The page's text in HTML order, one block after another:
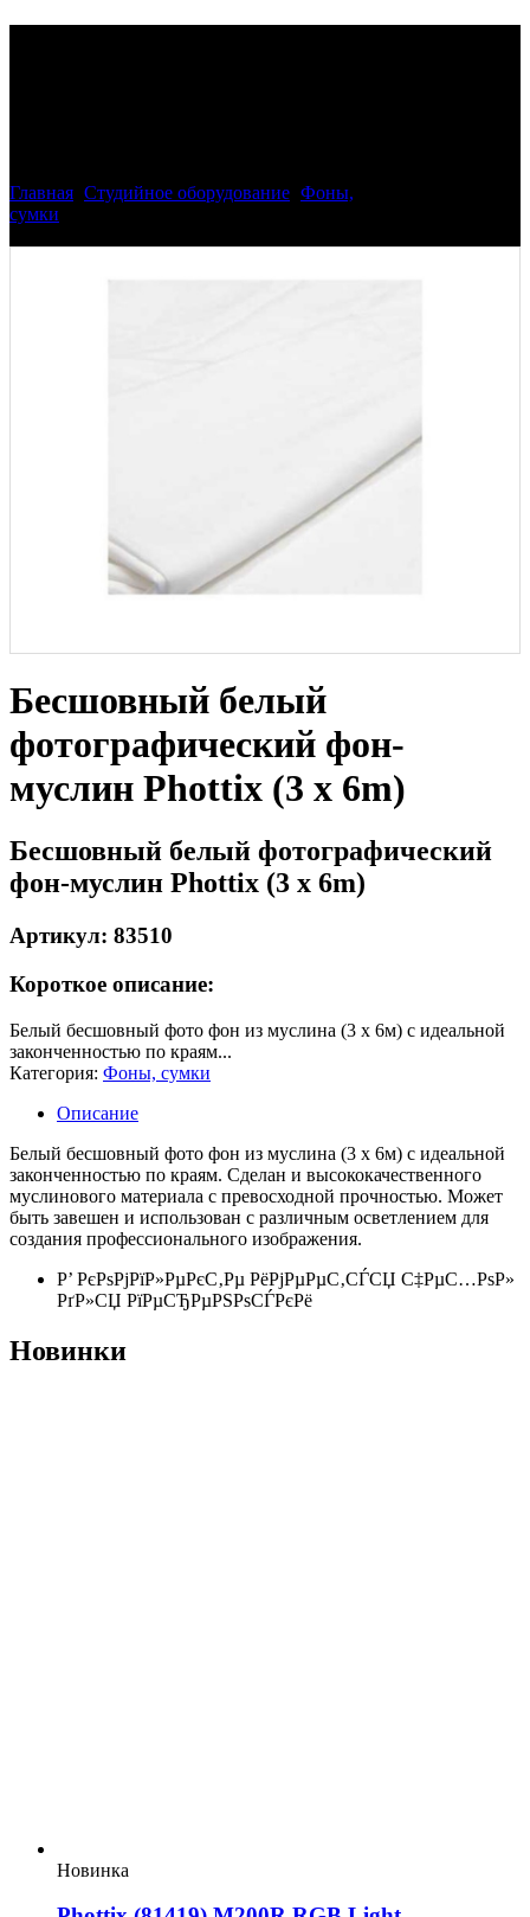
Главная Студийное оборудование Фоны,
сумки
Бесшовный белый
фотографический фон-
муслин Phottix (3 x 6m)
Бесшовный белый фотографический
фон-муслин Phottix (3 x 6m)
Артикул: 83510
Короткое описание:
Белый бесшовный фото фон из муслина (3 х 6м) с идеальной
законченностью по краям...
Категория: Фоны, сумки
Описание
Белый бесшовный фото фон из муслина (3 х 6м) с идеальной
законченностью по краям. Сделан и высококачественного
муслинового материала с превосходной прочностью. Может
быть завешен и использован с различным осветлением для
создания профессионального изображения.
Р’ РєРѕРјРїР»РµРєС‚Рµ РёРјРµРµС‚СЃСЏ С‡РµС…РѕР»
РґР»СЏ РїРµСЂРµРЅРѕСЃРєРё
Новинки
Новинка